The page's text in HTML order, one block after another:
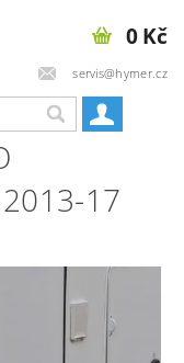
servis@hymer.cz
0 Kč
2013-17